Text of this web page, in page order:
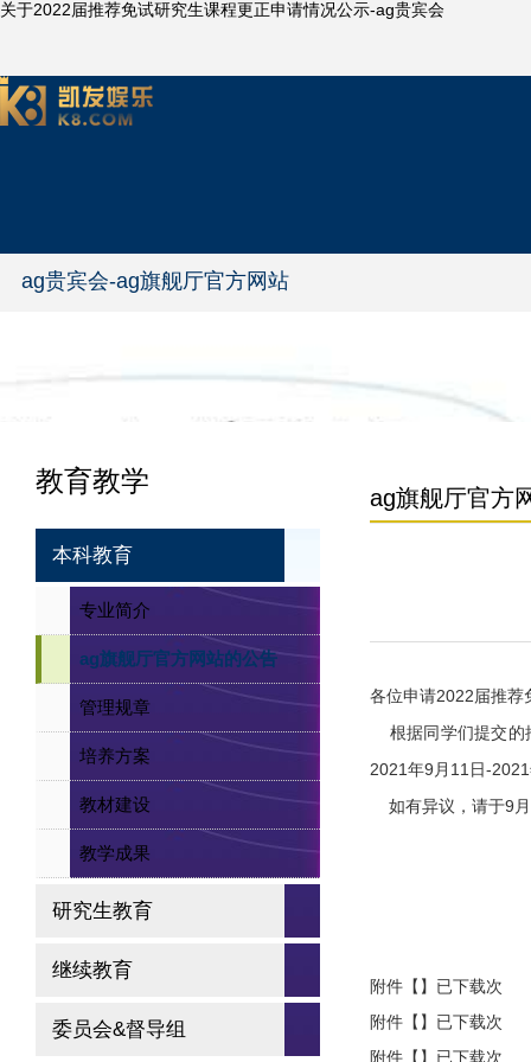
关于2022届推荐免试研究生课程更正申请情况公示-ag贵宾会
ag贵宾会-ag旗舰厅官方网站
教育教学
本科教育
专业简介
ag旗舰厅官方网站的公告
管理规章
培养方案
教材建设
教学成果
研究生教育
继续教育
委员会&督导组
ag旗舰厅官方
各位申请2022届推荐
根据同学们提交的
2021年9 月 11 日-2021
如有异议，请于9 月
附件【】已下载次
附件【】已下载次
附件【】已下载次